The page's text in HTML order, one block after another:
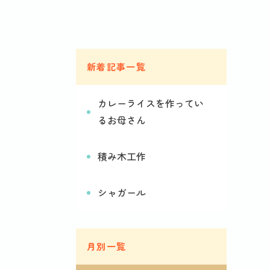
新着記事一覧
カレーライスを作ってい
るお母さん
積み木工作
シャガール
月別一覧